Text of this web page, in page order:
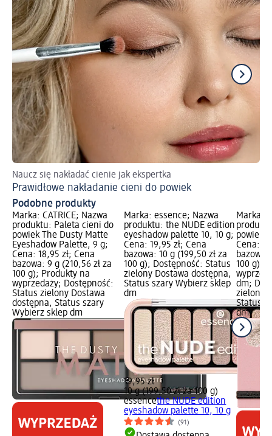
Naucz się nakładać cienie jak ekspertka
Prawidłowe nakładanie cieni do powiek
Podobne produkty
Marka: CATRICE; Nazwa
produktu: Paleta cieni do
powiek The Dusty Matte
Eyeshadow Palette, 9 g;
Cena: 18,95 zł; Cena
bazowa: 9 g (210,56 zł za
100 g); Produkty na
wyprzedaży; Dostępność:
Status zielony Dostawa
dostępna, Status szary
Wybierz sklep dm
Marka: essence; Nazwa
produktu: the NUDE edition
eyeshadow palette 10, 10 g;
Cena: 19,95 zł; Cena
bazowa: 10 g (199,50 zł za
100 g); Dostępność: Status
zielony Dostawa dostępna,
Status szary Wybierz sklep
dm
19,95 zł
10 g (199,50 zł za 100 g)
essencethe NUDE edition
eyeshadow palette 10, 10 g
(91)
Marka:
powiek
Cena:
bazowa:
100 g);
dm;
zielony
Status
dm